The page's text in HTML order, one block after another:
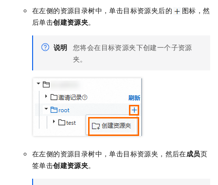
在左侧的资源目录树中，单击目标资源夹后的
图标，然
后单击创建资源夹。
说明 您将会在目标资源夹下创建一个子资源
夹。
在左侧的资源目录树中，单击目标资源夹，然后在成员页
签单击创建资源夹。